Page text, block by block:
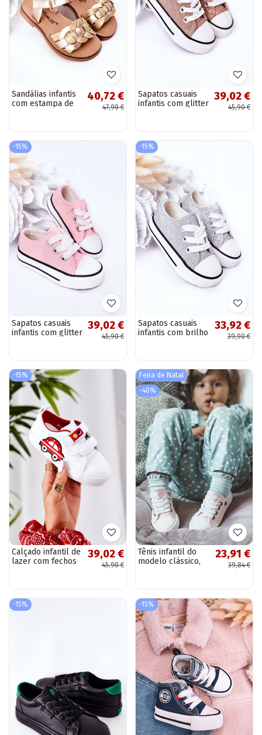
Sandálias infantis
com estampa de
40,72 €
47,90 €
Sapatos casuais
infantis com glitter
39,02 €
45,90 €
-15%
Sapatos casuais
infantis com glitter
39,02 €
45,90 €
-15%
Sapatos casuais
infantis com brilho
33,92 €
39,90 €
-15%
Calçado infantil de
lazer com fechos
39,02 €
45,90 €
Feira de Natal
-40%
Tênis infantil do
modelo clássico,
23,91 €
39,84 €
-15% -15%